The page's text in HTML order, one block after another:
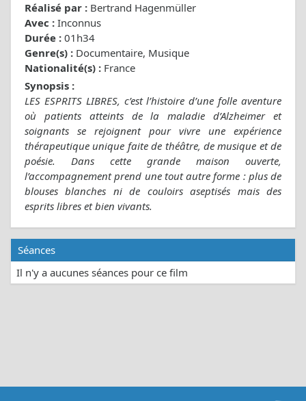
Réalisé par : Bertrand Hagenmüller
Avec : Inconnus
Durée : 01h34
Genre(s) : Documentaire, Musique
Nationalité(s) : France
Synopsis :
LES ESPRITS LIBRES, c’est l’histoire d’une folle aventure
où patients atteints de la maladie d’Alzheimer et
soignants se rejoignent pour vivre une expérience
thérapeutique unique faite de théâtre, de musique et de
poésie. Dans cette grande maison ouverte,
l’accompagnement prend une tout autre forme : plus de
blouses blanches ni de couloirs aseptisés mais des
esprits libres et bien vivants.
Séances
Il n'y a aucunes séances pour ce film